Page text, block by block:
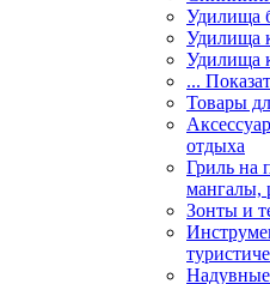
Удилища
Удилища
Удилища
...
Товары
отдыха
Гриль на
мангалы,
Зонты и